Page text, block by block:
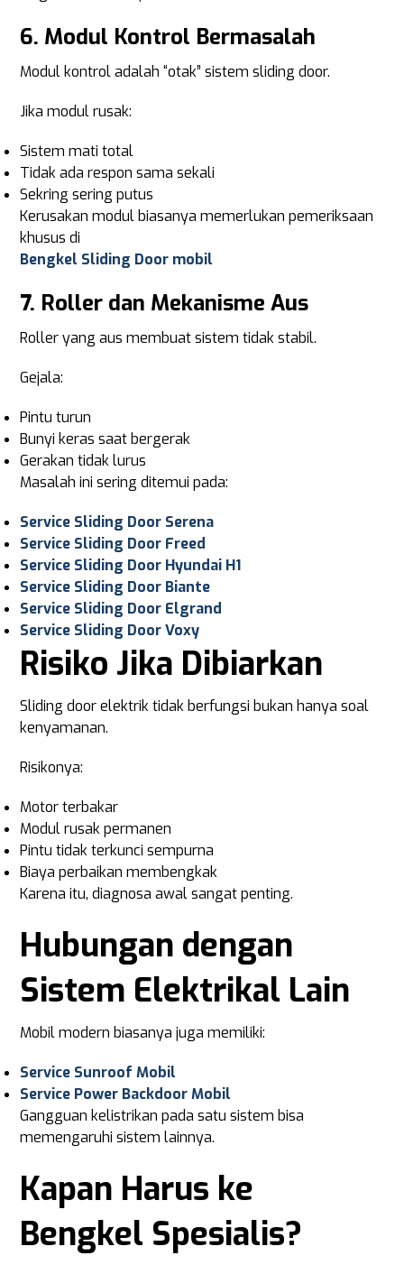
6. Modul Kontrol Bermasalah
Modul kontrol adalah “otak” sistem sliding door.
Jika modul rusak:
Sistem mati total
Tidak ada respon sama sekali
Sekring sering putus
Kerusakan modul biasanya memerlukan pemeriksaan
khusus di
Bengkel Sliding Door mobil
7. Roller dan Mekanisme Aus
Roller yang aus membuat sistem tidak stabil.
Gejala:
Pintu turun
Bunyi keras saat bergerak
Gerakan tidak lurus
Masalah ini sering ditemui pada:
Service Sliding Door Serena
Service Sliding Door Freed
Service Sliding Door Hyundai H1
Service Sliding Door Biante
Service Sliding Door Elgrand
Service Sliding Door Voxy
Risiko Jika Dibiarkan
Sliding door elektrik tidak berfungsi bukan hanya soal
kenyamanan.
Risikonya:
Motor terbakar
Modul rusak permanen
Pintu tidak terkunci sempurna
Biaya perbaikan membengkak
Karena itu, diagnosa awal sangat penting.
Hubungan dengan
Sistem Elektrikal Lain
Mobil modern biasanya juga memiliki:
Service Sunroof Mobil
Service Power Backdoor Mobil
Gangguan kelistrikan pada satu sistem bisa
memengaruhi sistem lainnya.
Kapan Harus ke
Bengkel Spesialis?